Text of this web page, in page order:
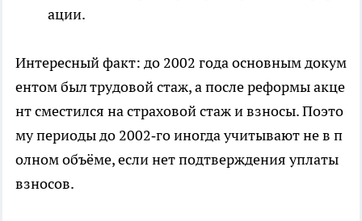
ации.
Интересный факт: до 2002 года основным докум
ентом был трудовой стаж, а после реформы акце
нт сместился на страховой стаж и взносы. Поэто
му периоды до 2002‑го иногда учитывают не в п
олном объёме, если нет подтверждения уплаты
взносов.